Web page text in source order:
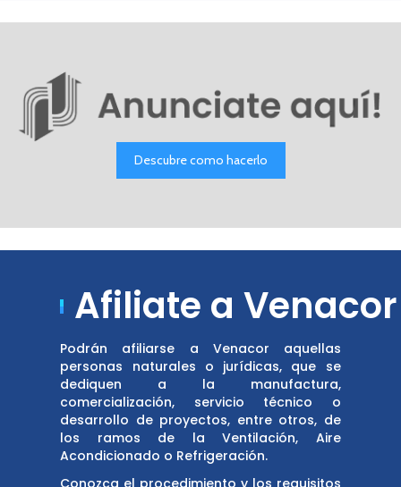
Descubre como hacerlo
Afiliate a Venacor
Podrán afiliarse a Venacor aquellas
personas naturales o jurídicas, que se
dediquen a la manufactura,
comercialización, servicio técnico o
desarrollo de proyectos, entre otros, de
los ramos de la Ventilación, Aire
Acondicionado o Refrigeración.